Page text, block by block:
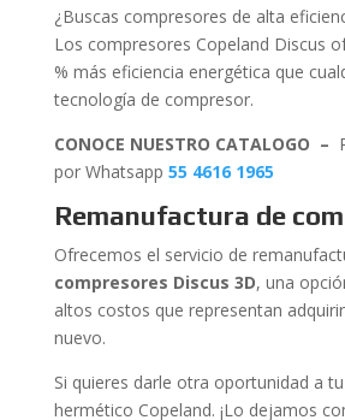
¿Buscas compresores de alta
Los compresores Copeland Discus
% más eficiencia energética que
tecnología de compresor.
CONOCE NUESTRO CATALOGO –
por Whatsapp 55 4616 1965
Remanufactura de
Ofrecemos el servicio de
compresores Discus 3D, una
altos costos que representan
nuevo.
Si quieres darle otra oportunidad a
hermético Copeland. ¡Lo dejamos